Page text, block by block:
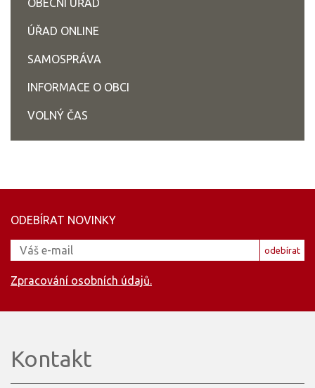
OBECNÍ ÚŘAD
ÚŘAD ONLINE
SAMOSPRÁVA
INFORMACE O OBCI
VOLNÝ ČAS
ODEBÍRAT NOVINKY
odebírat
Zpracování osobních údajů.
Kontakt